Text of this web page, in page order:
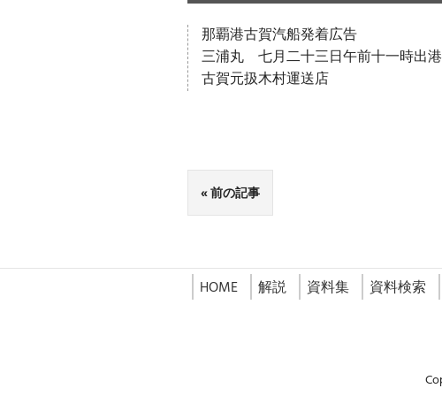
那覇港古賀汽船発着広告
三浦丸 七月二十三日午前十一時出
古賀元扱木村運送店
前の記事
HOME 解説 資料集 資料検索